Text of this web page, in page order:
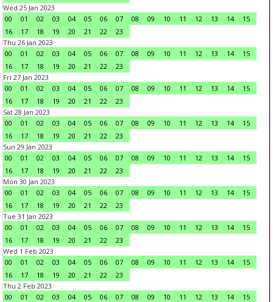
Wed 25 Jan 2023
00
01 02 03 04 05 06 07 08 09 10 11 12 13 14
15
16
17 18 19 20 21 22
23
Thu 26 Jan 2023
00
01 02 03 04 05 06 07 08 09 10 11 12 13 14
15
16
17 18 19 20 21 22
23
Fri 27 Jan 2023
00
01 02 03 04 05 06 07 08 09 10 11 12 13 14
15
16
17 18 19 20 21 22
23
Sat 28 Jan 2023
00
01 02 03 04 05 06 07 08 09 10 11 12 13 14
15
16
17 18 19 20 21 22
23
Sun 29 Jan 2023
00
01 02 03 04 05 06 07 08 09 10 11 12 13 14
15
16
17 18 19 20 21 22
23
Mon 30 Jan 2023
00
01 02 03 04 05 06 07 08 09 10 11 12 13 14
15
16
17 18 19 20 21 22
23
Tue 31 Jan 2023
00
01 02 03 04 05 06 07 08 09 10 11 12 13 14
15
16
17 18 19 20 21 22
23
Wed 1 Feb 2023
00
01 02 03 04 05 06 07 08 09 10 11 12 13 14
15
16
17 18 19 20 21 22
23
Thu 2 Feb 2023
00
01 02 03 04 05 06 07 08 09 10 11 12 13 14
15